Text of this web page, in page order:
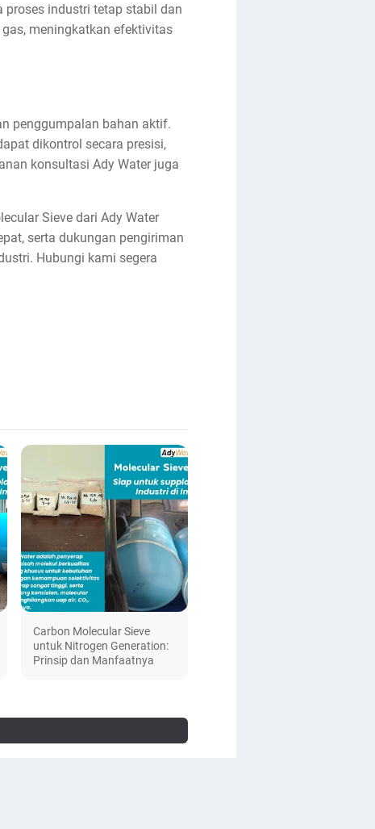
proses industri tetap stabil dan
meningkatkan efektivitas
penggumpalan bahan aktif.
dikontrol secara presisi,
konsultasi Ady Water juga
Sieve dari Ady Water
serta dukungan pengiriman
Hubungi kami segera
Carbon Molecular Sieve
untuk Nitrogen Generation:
Prinsip dan Manfaatnya